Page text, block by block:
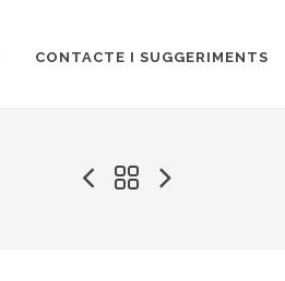
CONTACTE I SUGGERIMENTS